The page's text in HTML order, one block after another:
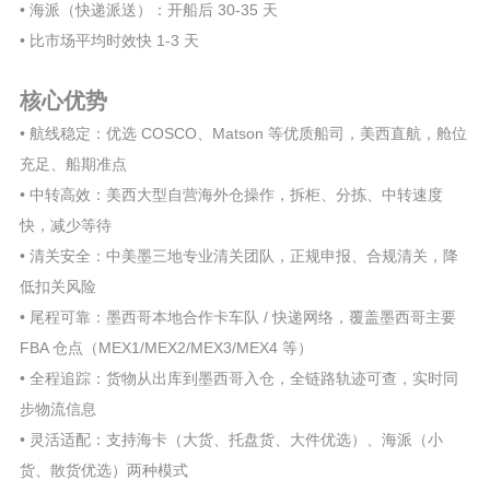
• 海派（快递派送）：开船后 30-35 天
• 比市场平均时效快 1-3 天
核心优势
• 航线稳定：优选 COSCO、Matson 等优质船司，美西直航，舱位
充足、船期准点
• 中转高效：美西大型自营海外仓操作，拆柜、分拣、中转速度
快，减少等待
• 清关安全：中美墨三地专业清关团队，正规申报、合规清关，降
低扣关风险
• 尾程可靠：墨西哥本地合作卡车队 / 快递网络，覆盖墨西哥主要
FBA 仓点（MEX1/MEX2/MEX3/MEX4 等）
• 全程追踪：货物从出库到墨西哥入仓，全链路轨迹可查，实时同
步物流信息
• 灵活适配：支持海卡（大货、托盘货、大件优选）、海派（小
货、散货优选）两种模式